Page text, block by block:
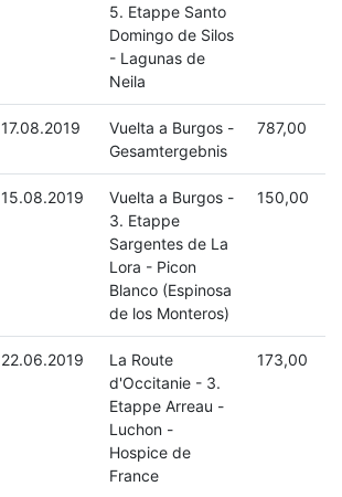
5. Etappe Santo
Domingo de Silos
- Lagunas de
Neila
17.08.2019
Vuelta a Burgos -
Gesamtergebnis
787,00
15.08.2019
Vuelta a Burgos -
3. Etappe
Sargentes de La
Lora - Picon
Blanco (Espinosa
de los Monteros)
150,00
22.06.2019
La Route
d'Occitanie - 3.
Etappe Arreau -
Luchon -
Hospice de
France
173,00